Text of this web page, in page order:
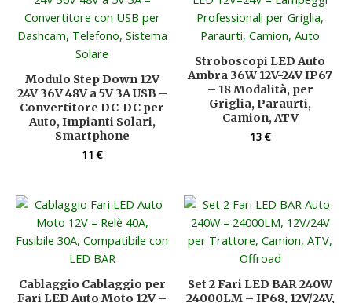
Modulo Step Down 12V
24V 36V 48V a 5V 3A USB –
Convertitore DC-DC per
Auto, Impianti Solari,
Smartphone
11€
Stroboscopi LED Auto
Ambra 36W 12V-24V IP67
– 18 Modalità, per
Griglia, Paraurti,
Camion, ATV
13€
Cablaggio Cablaggio per
Fari LED Auto Moto 12V –
Set 2 Fari LED BAR 240W
24000LM – IP68, 12V/24V,